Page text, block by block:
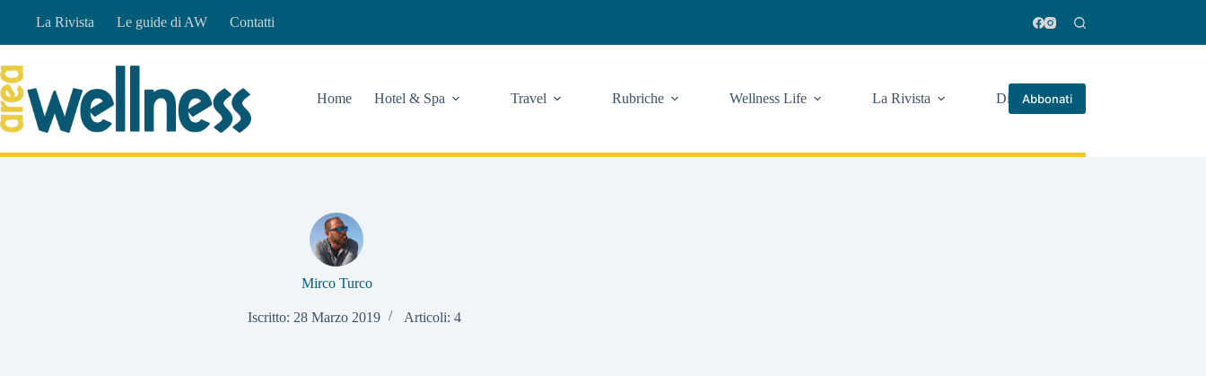
La Rivista Le guide di AW Contatti
Home Hotel & Spa Travel Rubriche Wellness Life La Rivista Di piùAbbonati
Mirco Turco
Iscritto: 28 Marzo 2019 Articoli: 4